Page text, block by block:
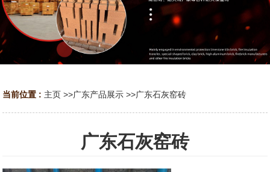
当前位置 : 主页 >>广东产品展示 >>广东石灰窑砖
广东石灰窑砖